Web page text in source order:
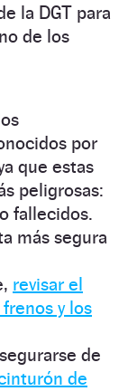
la DGT para
de los
por
que estas
peligrosas:
fallecidos.
más segura
revisar el
y los
de
de